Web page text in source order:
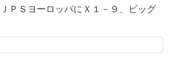
ＰＳヨーロッパにＸ１－９、ビッグ